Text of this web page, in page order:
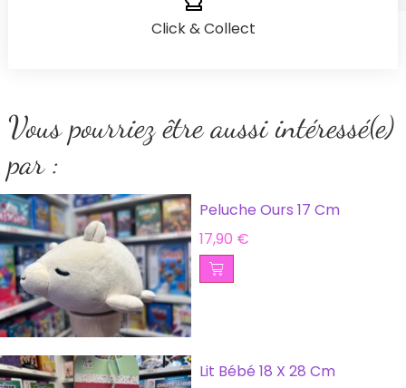
Click & Collect
Vous pourriez être aussi intéressé(e)
par :
Peluche Ours 17 Cm
17,90 €
Lit Bébé 18 X 28 Cm